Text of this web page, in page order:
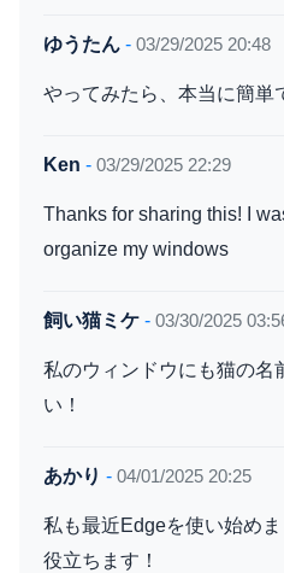
ゆうたん - 03/29/2025 20:48
やってみたら、本当に簡単
Ken - 03/29/2025 22:29
Thanks for sharing this! I
organize my windows
飼い猫ミケ - 03/30/2025
私のウィンドウにも猫の名
い！
あかり - 04/01/2025 20:25
私も最近Edgeを使い始め
役立ちます！